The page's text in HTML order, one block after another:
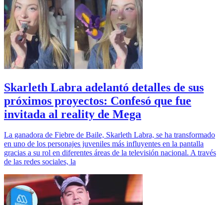
Skarleth Labra adelantó detalles de sus
próximos proyectos: Confesó que fue
invitada al reality de Mega
La ganadora de Fiebre de Baile, Skarleth Labra, se ha transformado
en uno de los personajes juveniles más influyentes en la pantalla
gracias a su rol en diferentes áreas de la televisión nacional. A través
de las redes sociales, la